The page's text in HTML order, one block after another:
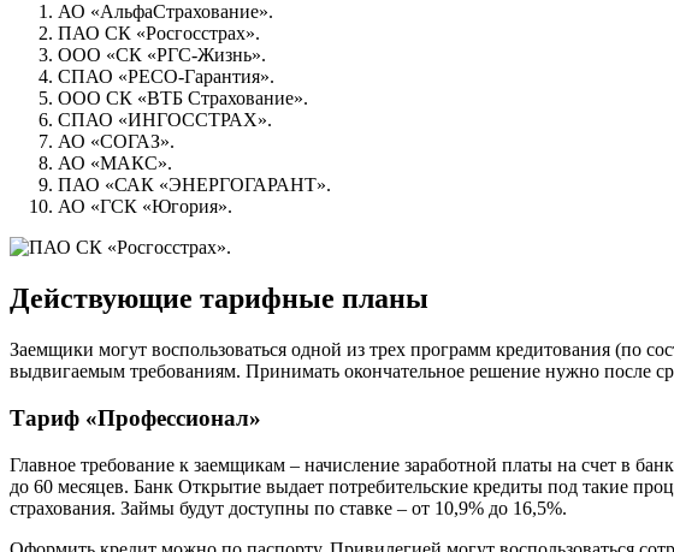
АО «АльфаСтрахование».
ПАО СК «Росгосстрах».
ООО «СК «РГС-Жизнь».
СПАО «РЕСО-Гарантия».
ООО СК «ВТБ Страхование».
СПАО «ИНГОССТРАХ».
АО «СОГАЗ».
АО «МАКС».
ПАО «САК «ЭНЕРГОГАРАНТ».
АО «ГСК «Югория».
Действующие тарифные планы
Заемщики могут воспользоваться одной из трех программ кредитования (по
выдвигаемым требованиям. Принимать окончательное решение нужно после
Тариф «Профессионал»
Главное требование к заемщикам – начисление заработной платы на счет в
до 60 месяцев. Банк Открытие выдает потребительские кредиты под такие
страхования. Займы будут доступны по ставке – от 10,9% до 16,5%.